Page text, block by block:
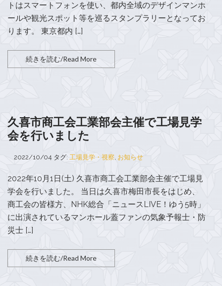
トはスマートフォンを使い、都内全域のデザインマンホ
ールや観光スポット等を巡るスタンプラリーとなってお
ります。 東京都内 […]
続きを読む/Read More
久喜市商工会工業部会主催で工場見学
会を行いました
2022/10/04 タグ: 工場見学・視察, お知らせ
2022年10月1日(土) 久喜市商工会工業部会主催で工場見
学会を行いました。 当日は久喜市梅田市長をはじめ、
商工会の皆様方、NHK総合「ニュースLIVE！ゆう5時」
に出演されているマンホール蓋ファンの気象予報士・防
災士 […]
続きを読む/Read More